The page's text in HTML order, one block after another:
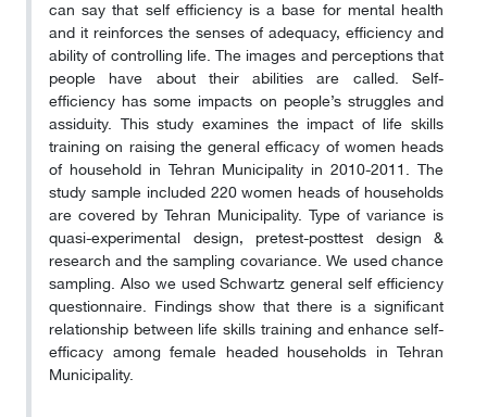
can say that self efficiency is a base for mental health
and it reinforces the senses of adequacy, efficiency and
ability of controlling life. The images and perceptions that
people have about their abilities are called. Self-
efficiency has some impacts on people’s struggles and
assiduity. This study examines the impact of life skills
training on raising the general efficacy of women heads
of household in Tehran Municipality in 2010-2011. The
study sample included 220 women heads of households
are covered by Tehran Municipality. Type of variance is
quasi-experimental design, pretest-posttest design &
research and the sampling covariance. We used chance
sampling. Also we used Schwartz general self efficiency
questionnaire. Findings show that there is a significant
relationship between life skills training and enhance self-
efficacy among female headed households in Tehran
Municipality.